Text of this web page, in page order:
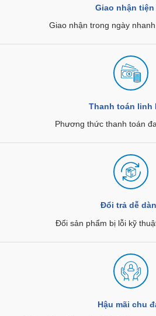
Giao nhận
Giao nhận trong ngày
Thanh toán linh
Phương thức thanh toán
Đổi trả dễ
Đổi sản phẩm bị lỗi kỹ
Hậu mãi chu